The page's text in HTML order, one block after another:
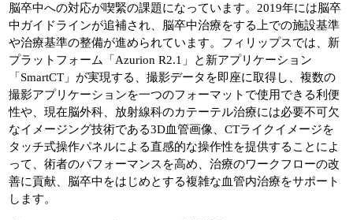
脳卒中への対応が喫緊の課題になっています。2019年には脳卒
中ガイドラインが追補され、脳卒中治療をする上での施設基準
や治療基準の整備が進められています。フィリップスでは、新
プラットフォーム「Azurion R2.1」と新アプリケーション
「SmartCT」が実現する、撮影データを即座に取得し、複数の
撮影アプリケーションを一つのフォーマットで使用できる利便
性や、現在脳外科、放射線科のカテーテル治療には必要不可欠
なイメージング技術である3D血管画像、CTライクイメージを
タッチ式操作パネルによる直感的な操作性を提供することによ
って、術者のパフォーマンスを高め、治療のワークフローの改
善に貢献、脳卒中をはじめとする複雑な血管内治療をサポート
します。